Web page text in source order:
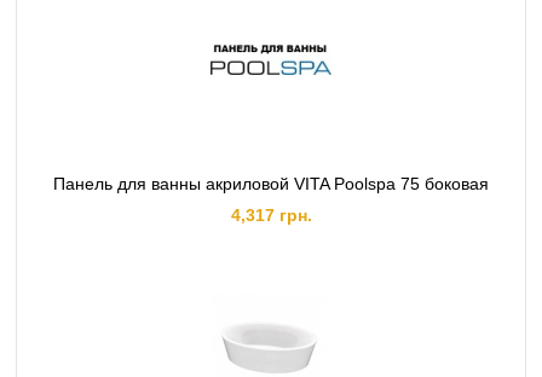
Панель для ванны акриловой VITA Poolspa 75 боковая
4,317 грн.